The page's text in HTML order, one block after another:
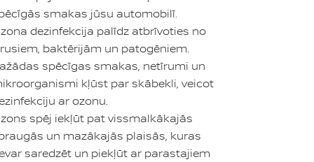
smakas jūsu automobilī.
dezinfekcija palīdz atbrīvoties no
baktērijām un patogēniem.
spēcīgas smakas, netīrumi un
kļūst par skābekli, veicot
ar ozonu.
spēj iekļūt pat vissmalkākajās
un mazākajās plaisās, kuras
saredzēt un piekļūt ar parastajiem